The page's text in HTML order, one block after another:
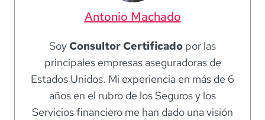
Antonio Machado
SoyConsultor Certificado por las
principales empresas aseguradoras de
Estados Unidos. Mi experiencia en más de 6
años en el rubro de los Seguros y los
Servicios financiero me han dado una visión